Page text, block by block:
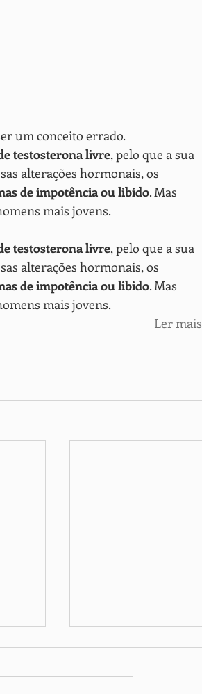
um conceito errado.
testosterona livre, pelo que a sua
alterações hormonais, os
de impotência ou libido. Mas
mais jovens.
testosterona livre, pelo que a sua
alterações hormonais, os
de impotência ou libido. Mas
mais jovens.
Ler mais